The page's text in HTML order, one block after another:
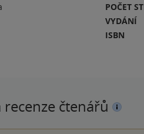
POČET
VYDÁNÍ
ISBN
čtenářů